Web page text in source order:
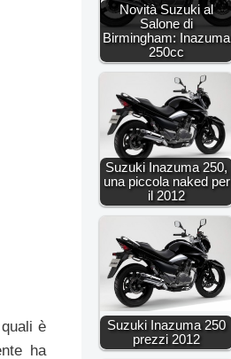
è
ha
Novità Suzuki al
Salone di
Birmingham: Inazuma
250cc
Suzuki Inazuma 250,
una piccola naked per
il 2012
Suzuki Inazuma 250
prezzi 2012